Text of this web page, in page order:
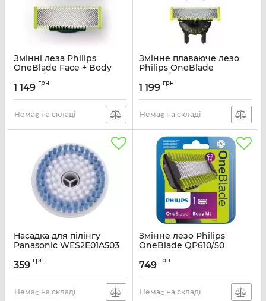
Змінні леза Philips
OneBlade Face + Body
QP620/50
Артикул:
1 149 грн
Немає на складі
Змінне плаваюче лезо
Philips OneBlade
QP420/50
Артикул:
1 199 грн
Немає на складі
Насадка для пілінгу
Panasonic WES2E01A503
359 грн
Немає на складі
Змінне лезо Philips
OneBlade QP610/50
749 грн
Немає на складі